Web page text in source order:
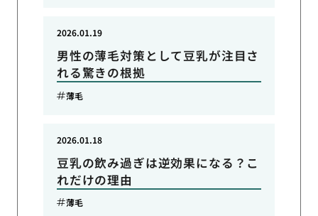
男性の薄毛対策として豆乳が注目さ
れる驚きの根拠
2026.01.19
薄毛
豆乳の飲み過ぎは逆効果になる？こ
れだけの理由
2026.01.18
薄毛